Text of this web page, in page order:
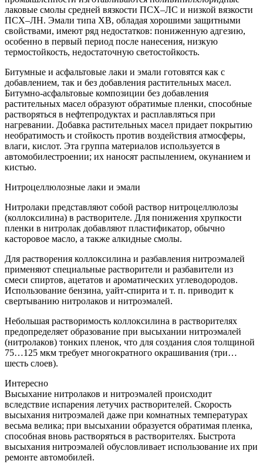
лаковые смолы средней вязкости ПСХ–ЛС и низкой вязкости
ПСХ–ЛН. Эмали типа ХВ, обладая хорошими защитными
свойствами, имеют ряд недостатков: пониженную адгезию,
особенно в первый период после нанесения, низкую
термостойкость, недостаточную светостойкость.
Битумные и асфальтовые лаки и эмали готовятся как с
добавлением, так и без добавления растительных масел.
Битумно-асфальтовые композиции без добавления
растительных масел образуют обратимые пленки, способные
растворяться в нефтепродуктах и расплавляться при
нагревании. Добавка растительных масел придает покрытию
необратимость и стойкость против воздействия атмосферы,
влаги, кислот. Эта группа материалов используется в
автомобилестроении; их наносят распылением, окунанием и
кистью.
Нитроцеллюлозные лаки и эмали
Нитролаки представляют собой раствор нитроцеллюлозы
(коллоксилина) в растворителе. Для понижения хрупкости
пленки в нитролак добавляют пластификатор, обычно
касторовое масло, а также алкидные смолы.
Для растворения коллоксилина и разбавления нитроэмалей
применяют специальные растворители и разбавители из
смеси спиртов, ацетатов и ароматических углеводородов.
Использование бензина, уайт-спирита и т. п. приводит к
свертыванию нитролаков и нитроэмалей.
Небольшая растворимость коллоксилина в растворителях
предопределяет образование при высыхании нитроэмалей
(нитролаков) тонких пленок, что для создания слоя толщиной
75…125 мкм требует многократного окрашивания (три…
шесть слоев).
Интересно
Высыхание нитролаков и нитроэмалей происходит
вследствие испарения летучих растворителей. Скорость
высыхания нитроэмалей даже при комнатных температурах
весьма велика; при высыхании образуется обратимая пленка,
способная вновь растворяться в растворителях. Быстрота
высыхания нитроэмалей обусловливает использование их при
ремонте автомобилей.